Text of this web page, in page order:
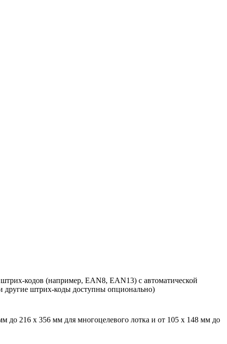
кодов (например, EAN8, EAN13) с автоматической
другие штрих-коды доступны опционально)
до 216 x 356 мм для многоцелевого лотка и от 105 x 148 мм до